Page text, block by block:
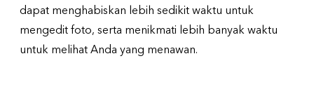
dapat menghabiskan lebih sedikit waktu untuk
mengedit foto, serta menikmati lebih banyak waktu
untuk melihat Anda yang menawan.